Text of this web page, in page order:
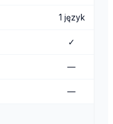
1 język
✓
—
—